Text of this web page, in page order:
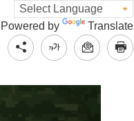
Powered by
Translate